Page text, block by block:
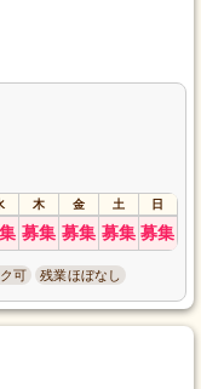
木 金 土 日
募集 募集 募集 募集
可 残業ほぼなし